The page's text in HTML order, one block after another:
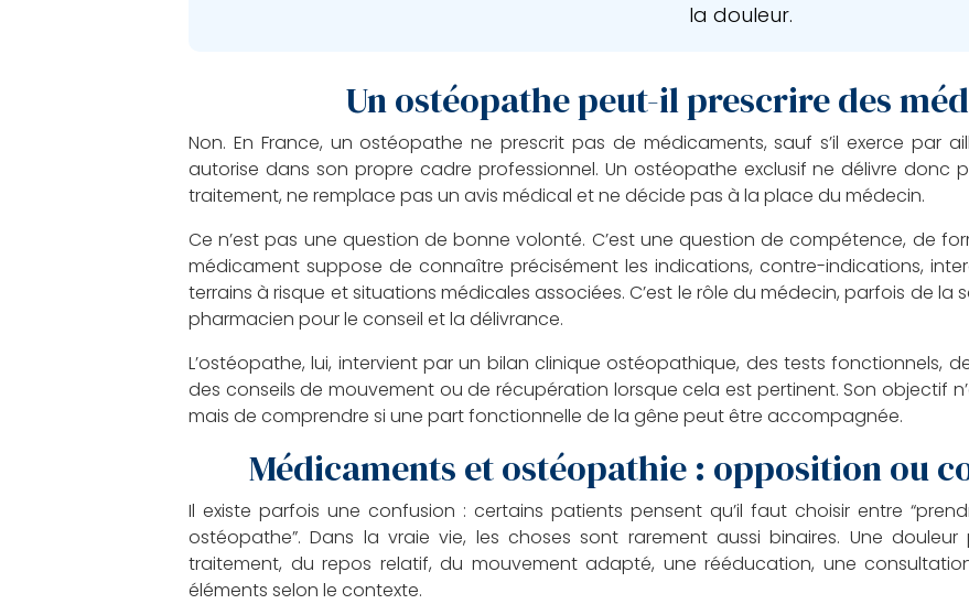
la douleur.
Un ostéopathe peut-il prescrire des
Non. En France, un ostéopathe ne prescrit pas de médicaments, sauf s’il exerce par
autorise dans son propre cadre professionnel. Un ostéopathe exclusif ne délivre donc
traitement, ne remplace pas un avis médical et ne décide pas à la place du médecin.
Ce n’est pas une question de bonne volonté. C’est une question de compétence, de
médicament suppose de connaître précisément les indications, contre-indications,
terrains à risque et situations médicales associées. C’est le rôle du médecin, parfois de
pharmacien pour le conseil et la délivrance.
L’ostéopathe, lui, intervient par un bilan clinique ostéopathique, des tests fonctionnels,
des conseils de mouvement ou de récupération lorsque cela est pertinent. Son objectif
mais de comprendre si une part fonctionnelle de la gêne peut être accompagnée.
Médicaments et ostéopathie : opposition ou
Il existe parfois une confusion : certains patients pensent qu’il faut choisir entre
ostéopathe”. Dans la vraie vie, les choses sont rarement aussi binaires. Une
traitement, du repos relatif, du mouvement adapté, une rééducation, une
éléments selon le contexte.